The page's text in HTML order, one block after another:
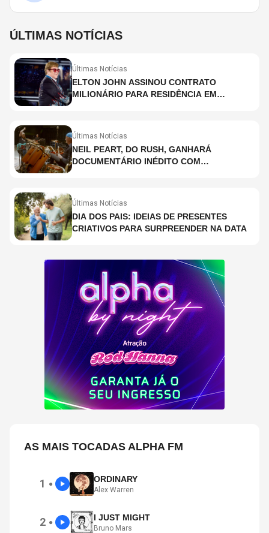
ÚLTIMAS NOTÍCIAS
Últimas Notícias
ELTON JOHN ASSINOU CONTRATO
MILIONÁRIO PARA RESIDÊNCIA EM
Últimas Notícias
NEIL PEART, DO RUSH, GANHARÁ
DOCUMENTÁRIO INÉDITO COM
Últimas Notícias
DIA DOS PAIS: IDEIAS DE PRESENTES
CRIATIVOS PARA SURPREENDER NA DATA
AS MAIS TOCADAS ALPHA FM
1 ● ORDINARY
Alex Warren
2 ● I JUST MIGHT
Bruno Mars